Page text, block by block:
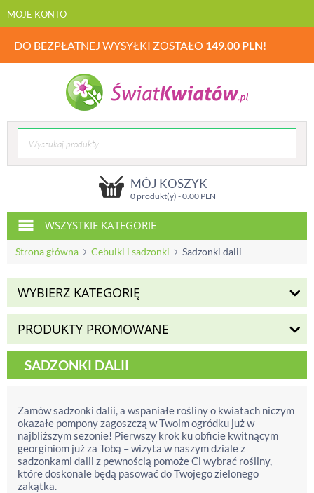
MOJE KONTO
DO BEZPŁATNEJ WYSYŁKI ZOSTAŁO 149.00 PLN!
MÓJ KOSZYK
0 produkt(y) -0.00PLN
WSZYSTKIE KATEGORIE
Strona główna Cebulki i sadzonki Sadzonki dalii
WYBIERZ KATEGORIĘ
PRODUKTY PROMOWANE
SADZONKI DALII
Zamów sadzonki dalii, a wspaniałe rośliny o kwiatach niczym
okazałe pompony zagoszczą w Twoim ogródku już w
najbliższym sezonie! Pierwszy krok ku obficie kwitnącym
georginiom już za Tobą – wizyta w naszym dziale z
sadzonkami dalii z pewnością pomoże Ci wybrać rośliny,
które doskonale będą pasować do Twojego zielonego
zakątka.